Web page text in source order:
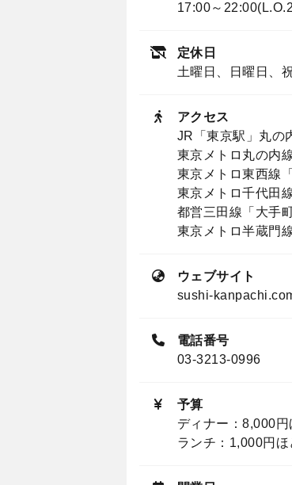
17:00～
定休日
土曜日、日曜日、
アクセス
JR「東京駅」丸の
東京メトロ丸の内
東京メトロ東西線
東京メトロ千代田
都営三田線「大手
東京メトロ半蔵門
ウェブサイト
sushi-
電話番号
03-3213-0996
予算
ディナー：8,000円
ランチ：1,000円ほ